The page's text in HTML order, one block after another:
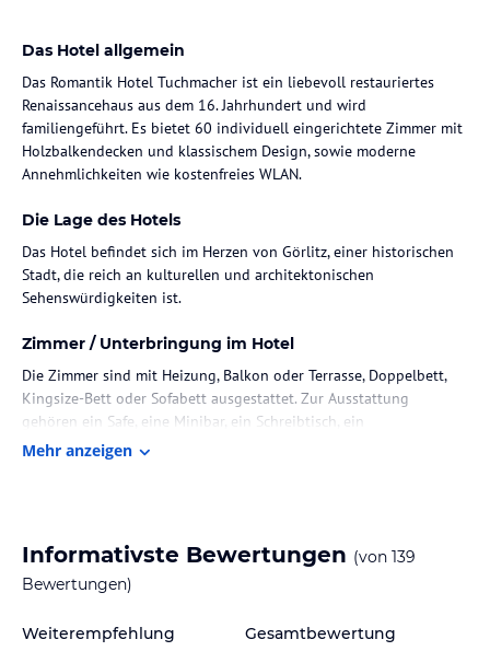
Das Hotel allgemein
Das Romantik Hotel Tuchmacher ist ein liebevoll restauriertes
Renaissancehaus aus dem 16. Jahrhundert und wird
familiengeführt. Es bietet 60 individuell eingerichtete Zimmer mit
Holzbalkendecken und klassischem Design, sowie moderne
Annehmlichkeiten wie kostenfreies WLAN.
Die Lage des Hotels
Das Hotel befindet sich im Herzen von Görlitz, einer historischen
Stadt, die reich an kulturellen und architektonischen
Sehenswürdigkeiten ist.
Zimmer / Unterbringung im Hotel
Die Zimmer sind mit Heizung, Balkon oder Terrasse, Doppelbett,
Kingsize-Bett oder Sofabett ausgestattet. Zur Ausstattung
gehören ein Safe, eine Minibar, ein Schreibtisch, ein
Minikühlschrank, Telefon, TV-Gerät, Radio und kostenloses WLAN.
Gastronomie im Hotel
Das Hotel verfügt über ein Restaurant und eine Bar, die regionale
reichhaltiges Frühstücksbuffet angeboten, während das
Mehr anzeigen
Informativste Bewertungen (von 139
Bewertungen)
Weiterempfehlung Gesamtbewertung